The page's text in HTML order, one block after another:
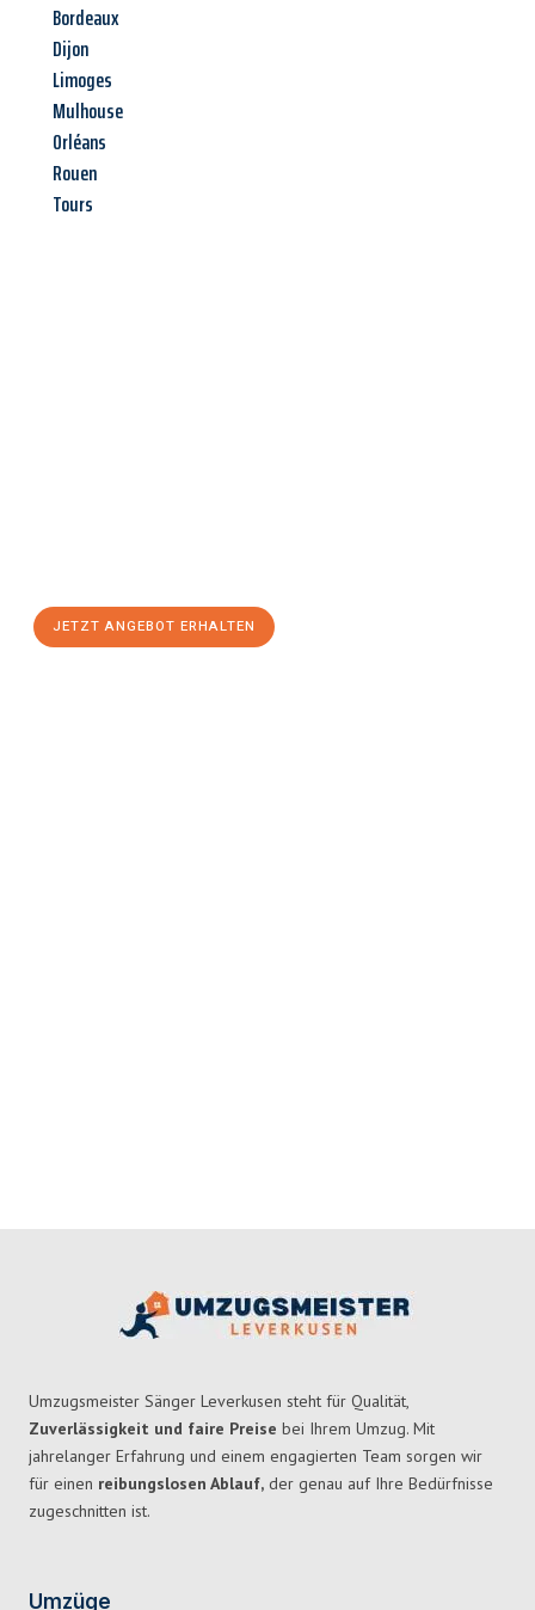
Bordeaux
Dijon
Limoges
Mulhouse
Orléans
Rouen
Tours
JETZT ANGEBOT ERHALTEN
Umzugsmeister Sänger Leverkusen steht für Qualität,
Zuverlässigkeit und faire Preise bei Ihrem Umzug. Mit
jahrelanger Erfahrung und einem engagierten Team sorgen wir
für einen reibungslosen Ablauf, der genau auf Ihre Bedürfnisse
zugeschnitten ist.
Umzüge